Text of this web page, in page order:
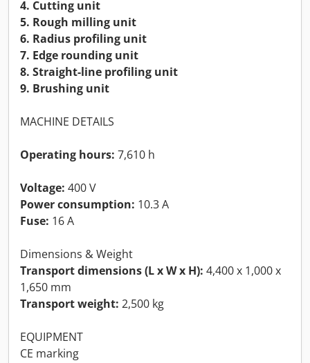
4. Cutting unit
5. Rough milling unit
6. Radius profiling unit
7. Edge rounding unit
8. Straight-line profiling unit
9. Brushing unit
MACHINE DETAILS
Operating hours: 7,610 h
Voltage: 400 V
Power consumption: 10.3 A
Fuse: 16 A
Dimensions & Weight
Transport dimensions (L x W x H): 4,400 x 1,000 x
1,650 mm
Transport weight: 2,500 kg
EQUIPMENT
CE marking